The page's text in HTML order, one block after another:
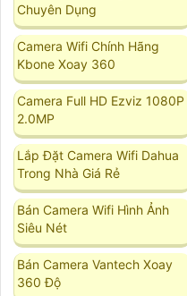
Chuyên Dụng
Camera Wifi Chính Hãng
Kbone Xoay 360
Camera Full HD Ezviz 1080P
2.0MP
Lắp Đặt Camera Wifi Dahua
Trong Nhà Giá Rẻ
Bán Camera Wifi Hình Ảnh
Siêu Nét
Bán Camera Vantech Xoay
360 Độ